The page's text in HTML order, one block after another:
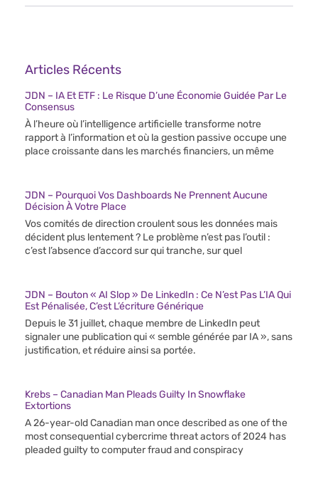
Articles Récents
JDN – IA Et ETF : Le Risque D’une Économie Guidée Par Le
Consensus
À l’heure où l’intelligence artificielle transforme notre
rapport à l’information et où la gestion passive occupe une
place croissante dans les marchés financiers, un même
JDN – Pourquoi Vos Dashboards Ne Prennent Aucune
Décision À Votre Place
Vos comités de direction croulent sous les données mais
décident plus lentement ? Le problème n’est pas l’outil :
c’est l’absence d’accord sur qui tranche, sur quel
JDN – Bouton « AI Slop » De LinkedIn : Ce N’est Pas L’IA Qui
Est Pénalisée, C’est L’écriture Générique
Depuis le 31 juillet, chaque membre de LinkedIn peut
signaler une publication qui « semble générée par IA », sans
justification, et réduire ainsi sa portée.
Krebs – Canadian Man Pleads Guilty In Snowflake
Extortions
A 26-year-old Canadian man once described as one of the
most consequential cybercrime threat actors of 2024 has
pleaded guilty to computer fraud and conspiracy